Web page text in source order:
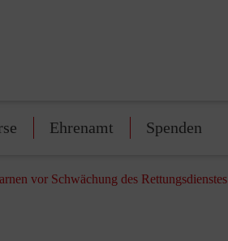
Ehrenamt Spenden
vor Schwächung des Rettungsdienstes